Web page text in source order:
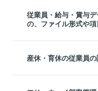
従業員・給与・賞与
の、ファイル形式や
産休・育休の従業員の